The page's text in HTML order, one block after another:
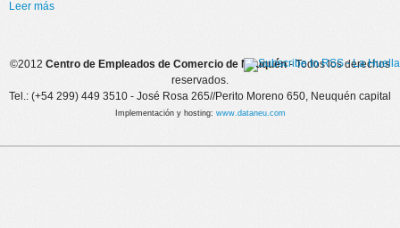
Leer más
©2012 Centro de Empleados de Comercio de Neuquén- Todos los derechos
reservados.
Tel.: (+54 299) 449 3510 - José Rosa 265//Perito Moreno 650, Neuquén capital
Implementación y hosting: www.dataneu.com